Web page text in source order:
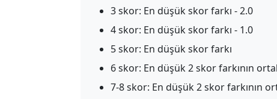
3 skor: En düşük skor farkı - 2.0
4 skor: En düşük skor farkı - 1.0
5 skor: En düşük skor farkı
6 skor: En düşük 2 skor farkının
7-8 skor: En düşük 2 skor farkının